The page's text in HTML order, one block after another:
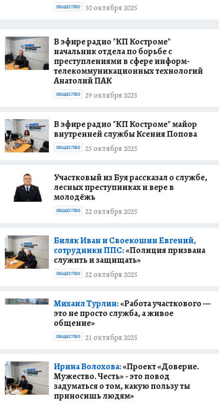
30 октября 2025
ОБЩЕСТВО
В эфире радио "КП Костроме"
начальник отдела по борьбе с
преступлениями в сфере информ-
телекоммуникационных технологий
Анатолий ПАК
29 октября 2025
ОБЩЕСТВО
В эфире радио "КП Костроме" майор
внутренней службы Ксения Попова
25 октября 2025
ОБЩЕСТВО
Участковый из Буя рассказал о службе,
лесных преступниках и вере в
молодёжь
22 октября 2025
ОБЩЕСТВО
Биляк Иван и Своекошин Евгений,
сотрудники ППС:«Полиция призвана
служить и защищать»
22 октября 2025
ОБЩЕСТВО
Михаил Турлин:«Работа участкового —
это не просто служба, а живое
общение»
21 октября 2025
ОБЩЕСТВО
Ирина Волохова:«Проект «Доверие.
Мужество. Честь» - это повод
задуматься о том, какую пользу ты
приносишь людям»